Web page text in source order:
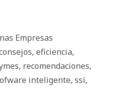
Empresas
, eficiencia,
, recomendaciones,
inteligente, ssi,